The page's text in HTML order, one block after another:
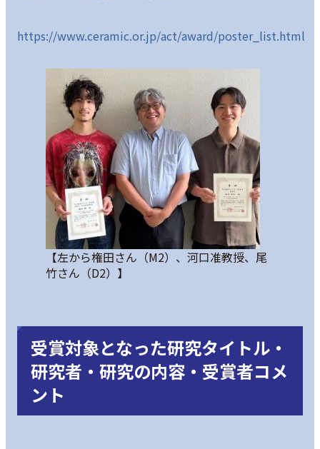
https://www.ceramic.or.jp/act/award/poster_list.html
【左から権田さん（M2）、河口准教授、尾
竹さん（D2）】
受賞対象となった研究タイトル・
研究者・研究の内容・受賞者コメ
ント